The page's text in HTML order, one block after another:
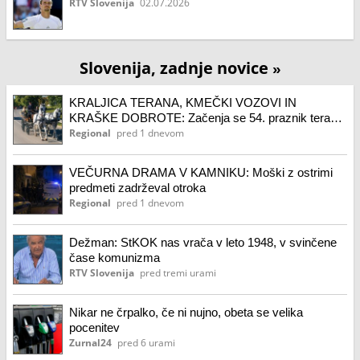
RTV Slovenija 02.07.2026
Slovenija, zadnje novice »
KRALJICA TERANA, KMEČKI VOZOVI IN
KRAŠKE DOBROTE: Začenja se 54. praznik terana
in pršuta
Regional pred 1 dnevom
VEČURNA DRAMA V KAMNIKU: Moški z ostrimi
predmeti zadrževal otroka
Regional pred 1 dnevom
Dežman: StKOK nas vrača v leto 1948, v svinčene
čase komunizma
RTV Slovenija pred tremi urami
Nikar ne črpalko, če ni nujno, obeta se velika
pocenitev
Zurnal24 pred 6 urami